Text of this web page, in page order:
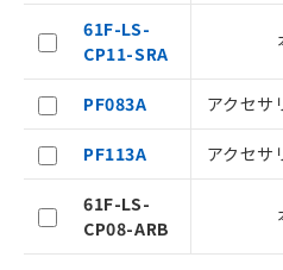
61F-LS-
CP11-SRA
PF083A アクセサ
PF113A アクセサ
61F-LS-
CP08-ARB
－
在庫なし(最
いては、お客
たはお客様
機器販売店・
認ください)
空
白
受注生産機
ムロン制御機器
ご相談ください。
オムロン制御機
点は「販売ネット
ください。
在庫状況および
事前の承諾なく第
示しないようお願
マイパーツ機能（
ビス）をご利用い
メンバーズにご